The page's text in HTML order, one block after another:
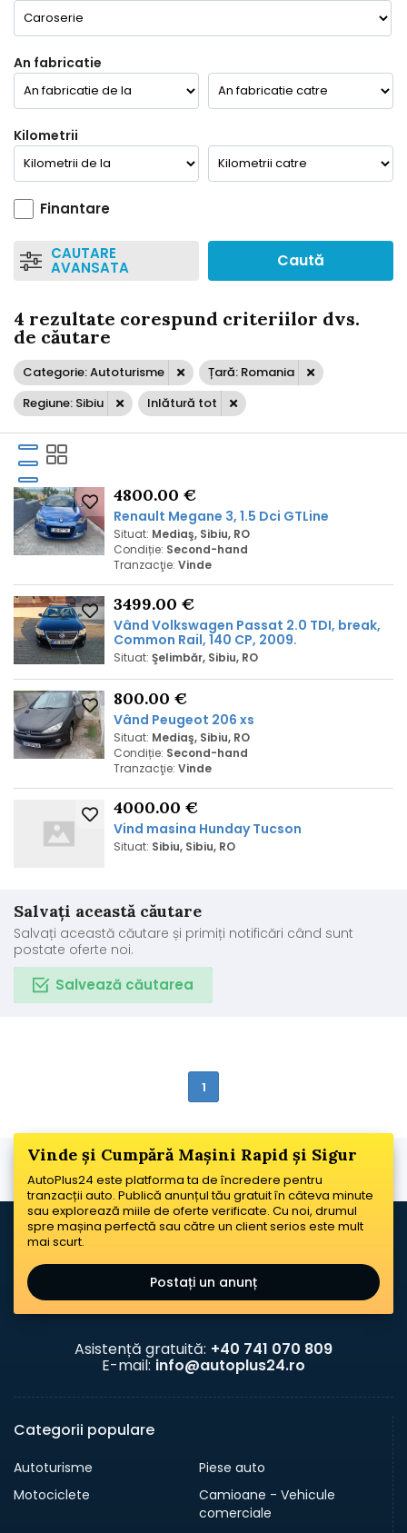
An fabricatie
Kilometrii
Finantare
CAUTARE
AVANSATA Caută
4 rezultate corespund criteriilor dvs.
de căutare
Categorie: Autoturisme
Țară: Romania
Regiune: Sibiu
Inlătură tot
4800.00 €
Renault Megane 3, 1.5 Dci GTLine
Situat: Mediaş, Sibiu, RO
Condiție: Second-hand
Tranzacţie: Vinde
3499.00 €
Vând Volkswagen Passat 2.0 TDI, break,
Common Rail, 140 CP, 2009.
Situat: Şelimbăr, Sibiu, RO
800.00 €
Vând Peugeot 206 xs
Situat: Mediaş, Sibiu, RO
Condiție: Second-hand
Tranzacţie: Vinde
4000.00 €
Vind masina Hunday Tucson
Situat: Sibiu, Sibiu, RO
Salvați această căutare
Salvați această căutare și primiți notificări când sunt
postate oferte noi.
Salvează căutarea
1
Vinde și Cumpără Mașini Rapid și Sigur
AutoPlus24 este platforma ta de încredere pentru
tranzacții auto. Publică anunțul tău gratuit în câteva minute
sau explorează miile de oferte verificate. Cu noi, drumul
spre mașina perfectă sau către un client serios este mult
mai scurt.
Postați un anunț
Asistență gratuită: +40 741 070 809
E-mail: info@autoplus24.ro
Categorii populare
Autoturisme
Piese auto
Motociclete
Camioane - Vehicule
comerciale